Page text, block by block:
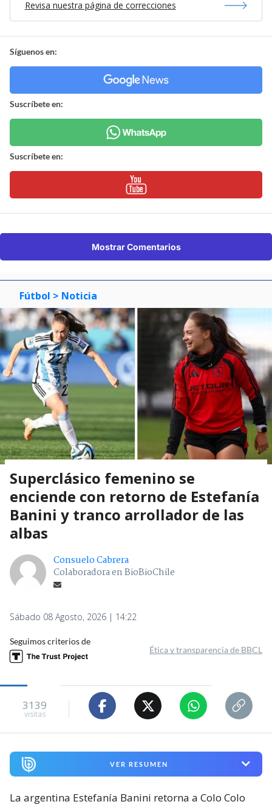
Revisa nuestra página de correcciones
Síguenos en:
Suscríbete en:
Suscríbete en:
Mostrar Comentarios
Fútbol > Noticia
Superclásico femenino se
enciende con retorno de Estefanía
Banini y tranco arrollador de las
albas
Consuelo Cabrera
Colaboradora en BioBioChile
Sábado 08 Agosto, 2026 | 14:22
Seguimos criterios de
Ética y transparencia de BBCL
3139
visitas
VER RESUMEN
La argentina Estefanía Banini retorna a Colo Colo